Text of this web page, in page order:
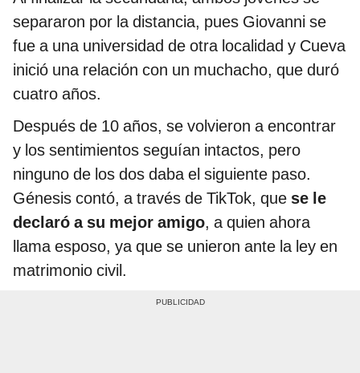
separaron por la distancia, pues Giovanni se
fue a una universidad de otra localidad y Cueva
inició una relación con un muchacho, que duró
cuatro años.
Después de 10 años, se volvieron a encontrar
y los sentimientos seguían intactos, pero
ninguno de los dos daba el siguiente paso.
Génesis contó, a través de TikTok, que se le
declaró a su mejor amigo, a quien ahora
llama esposo, ya que se unieron ante la ley en
matrimonio civil.